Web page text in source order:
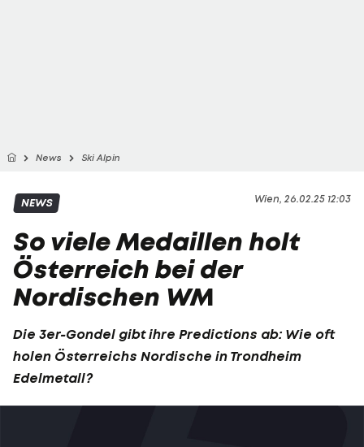
News Ski Alpin
Wien, 26.02.25 12:03
NEWS
So viele Medaillen holt
Österreich bei der
Nordischen WM
Die 3er-Gondel gibt ihre Predictions ab: Wie oft
holen Österreichs Nordische in Trondheim
Edelmetall?